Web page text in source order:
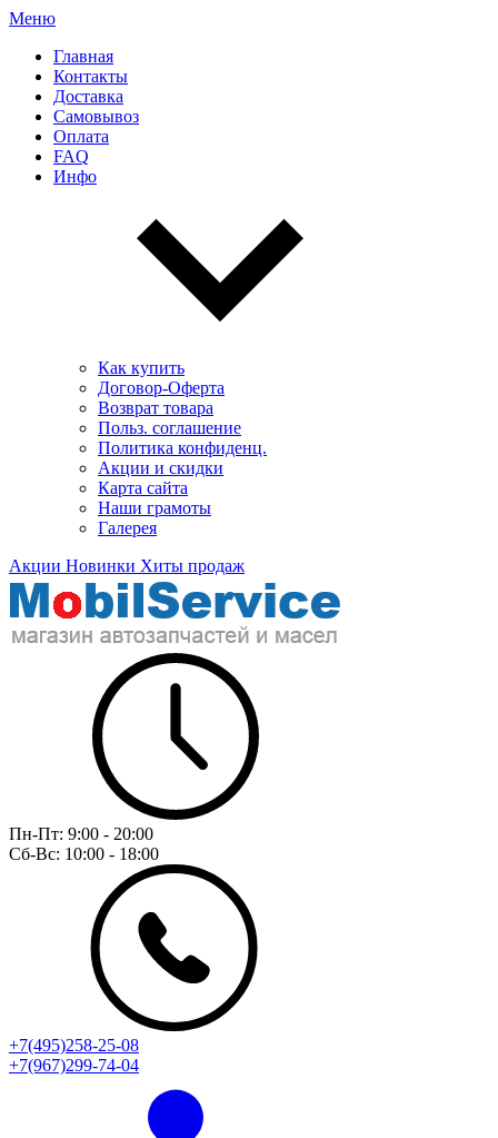
Меню
Главная
Контакты
Доставка
Самовывоз
Оплата
FAQ
Инфо
Как купить
Договор-Оферта
Возврат товара
Польз. соглашение
Политика конфиденц.
Акции и скидки
Карта сайта
Наши грамоты
Галерея
Акции Новинки Хиты продаж
Пн-Пт: 9:00 - 20:00
Сб-Вс: 10:00 - 18:00
+7(495)258-25-08
+7(967)299-74-04